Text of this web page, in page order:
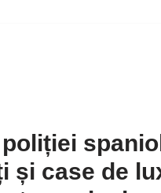
și case de